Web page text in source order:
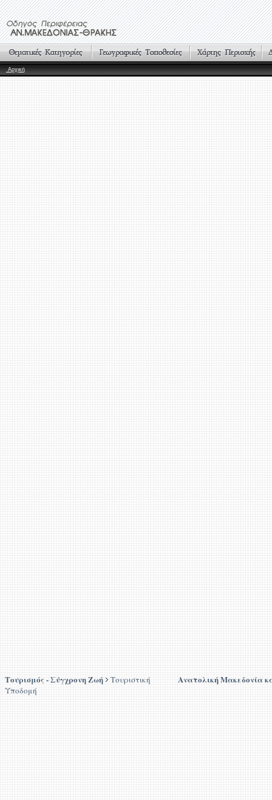
Αρχική
Τουρισμός - Σύγχρονη Ζωή
Τουριστική
Υποδομή
Ανατολική Μακεδονία